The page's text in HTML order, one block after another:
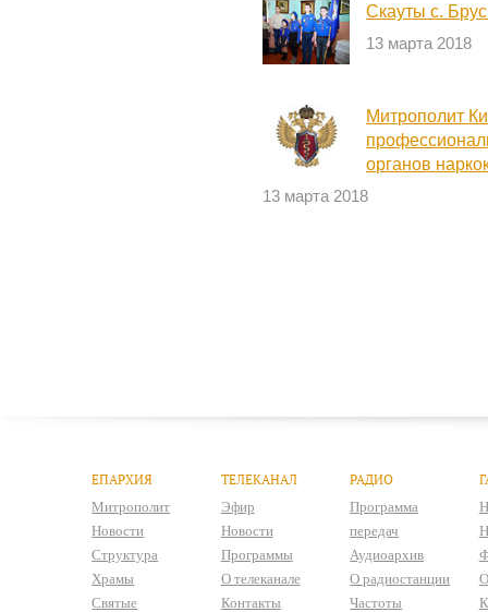
Скауты с.
13 марта 2018
Митрополит
органов
13 марта 2018
ЕПАРХИЯ
Митрополит
Новости
Структура
Храмы
Святые
ТЕЛЕКАНАЛ
Эфир
Новости
Программы
О телеканале
Контакты
РАДИО
Программа
передач
Аудиоархив
О радиостанции
Частоты